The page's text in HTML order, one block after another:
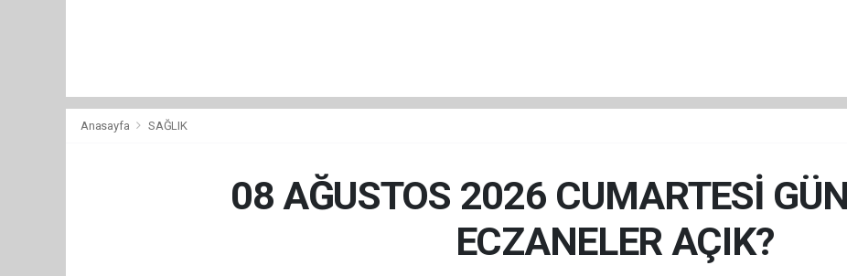
Anasayfa SAĞLIK
08 AĞUSTOS 2026 CUMARTESİ
ECZANELER AÇIK?